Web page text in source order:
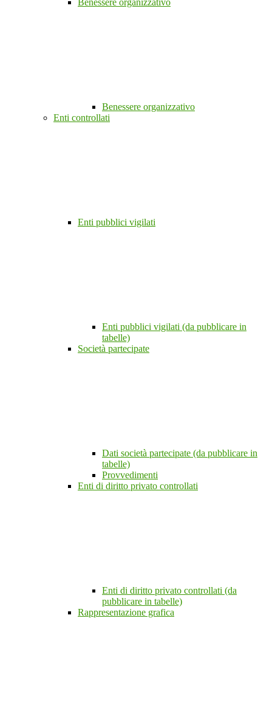
Benessere organizzativo
Benessere organizzativo
Enti controllati
Enti pubblici vigilati
Enti pubblici vigilati (da pubblicare in
tabelle)
Società partecipate
Dati società partecipate (da pubblicare in
tabelle)
Provvedimenti
Enti di diritto privato controllati
Enti di diritto privato controllati (da
pubblicare in tabelle)
Rappresentazione grafica